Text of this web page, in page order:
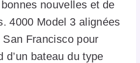
nouvelles et de
4000 Model 3 alignées
Francisco pour
d’un bateau du type